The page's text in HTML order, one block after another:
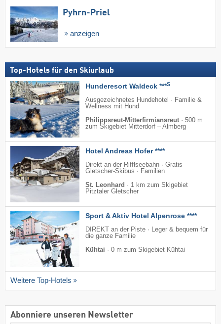
Pyhrn-Priel
anzeigen
Top-Hotels für den Skiurlaub
Hunderesort Waldeck ***S
Ausgezeichnetes Hundehotel · Familie &
Wellness mit Hund
Philippsreut-Mitterfirmiansreut · 500 m
zum Skigebiet Mitterdorf – Almberg
Hotel Andreas Hofer ****
Direkt an der Rifflseebahn · Gratis
Gletscher-Skibus · Familien
St. Leonhard · 1 km zum Skigebiet
Pitztaler Gletscher
Sport & Aktiv Hotel Alpenrose ****
DIREKT an der Piste · Leger & bequem für
die ganze Familie
Kühtai · 0 m zum Skigebiet Kühtai
Weitere Top-Hotels
Abonniere unseren Newsletter